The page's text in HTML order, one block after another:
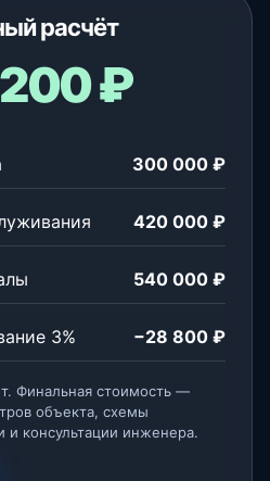
расчёт
200 ₽
300 000 ₽
420 000 ₽
540 000 ₽
3% −28 800 ₽
Финальная стоимость —
объекта, схемы
и консультации инженера.